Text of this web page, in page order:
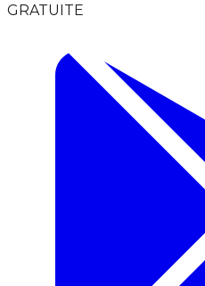
GRATUITE